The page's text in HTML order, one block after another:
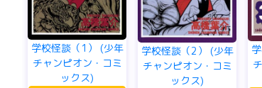
学校怪談（1） (少年
チャンピオン・コミ
ックス)
学校怪談（2） (少年
チャンピオン・コミ
ックス)